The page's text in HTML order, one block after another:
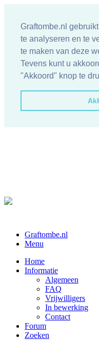
Graftombe.nl
te analyseren en te
te maken van deze
Tevens kunt u
"Akkoord" knop te
Graftombe.nl
Menu
Home
Informatie
Algemeen
FAQ
Vrijwilligers
In bewerking
Contact
Forum
Zoeken